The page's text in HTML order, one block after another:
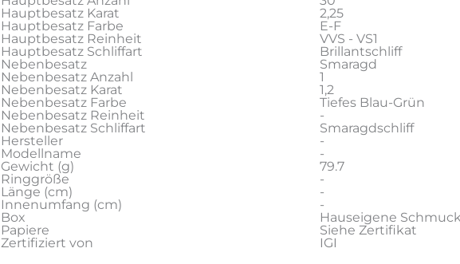
Hauptbesatz Karat
2,25
Hauptbesatz Farbe
E-F
Hauptbesatz Reinheit
VVS - VS1
Hauptbesatz Schliffart
Brillantschliff
Nebenbesatz
Smaragd
Nebenbesatz Anzahl
1
Nebenbesatz Karat
1,2
Nebenbesatz Farbe
Tiefes Blau-Grün
Nebenbesatz Reinheit
-
Nebenbesatz Schliffart
Smaragdschliff
Hersteller
-
Modellname
-
Gewicht (g)
79.7
Ringgröße
-
Länge (cm)
-
Innenumfang (cm)
-
Box
Hauseigene
Papiere
Siehe Zertifikat
Zertifiziert von
IGI